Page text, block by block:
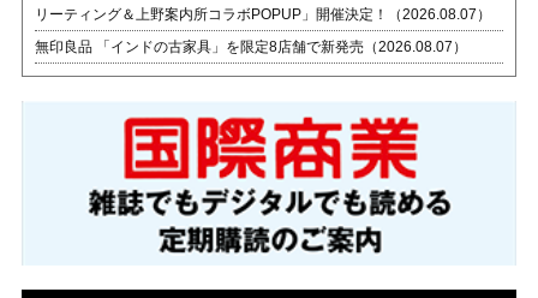
リーティング＆上野案内所コラボPOPUP」開催決定！（2026.08.07）
無印良品 「インドの古家具」を限定8店舗で新発売（2026.08.07）